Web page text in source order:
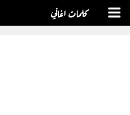
كلمات اغاني